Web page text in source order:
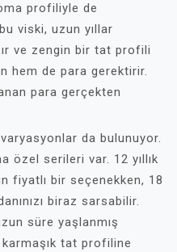
profiliyle de
viski, uzun yıllar
ve zengin bir tat profili
hem de para gerektirir.
para gerçekten
da bulunuyor.
özel serileri var. 12 yıllık
fiyatlı bir seçenekken, 18
biraz sarsabilir.
süre yaşlanmış
tat profiline